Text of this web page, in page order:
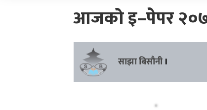
आजको इ–पेपर
साझा बिसौनी ।